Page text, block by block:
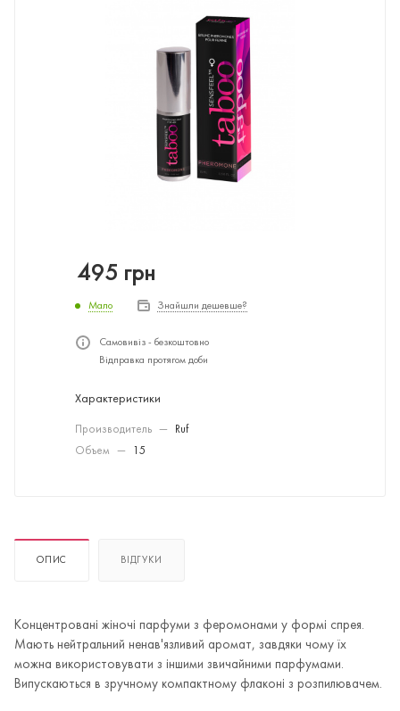
495 грн
Мало Знайшли дешевше?
Самовивіз - безкоштовно
Відправка протягом доби
Характеристики
Производитель —
Ruf
Объем
— 15
ОПИС ВІДГУКИ
Концентровані жіночі парфуми з феромонами у формі спрея.
Мають нейтральний ненав'язливий аромат, завдяки чому їх
можна використовувати з іншими звичайними парфумами.
Випускаються в зручному компактному флаконі з розпилювачем.